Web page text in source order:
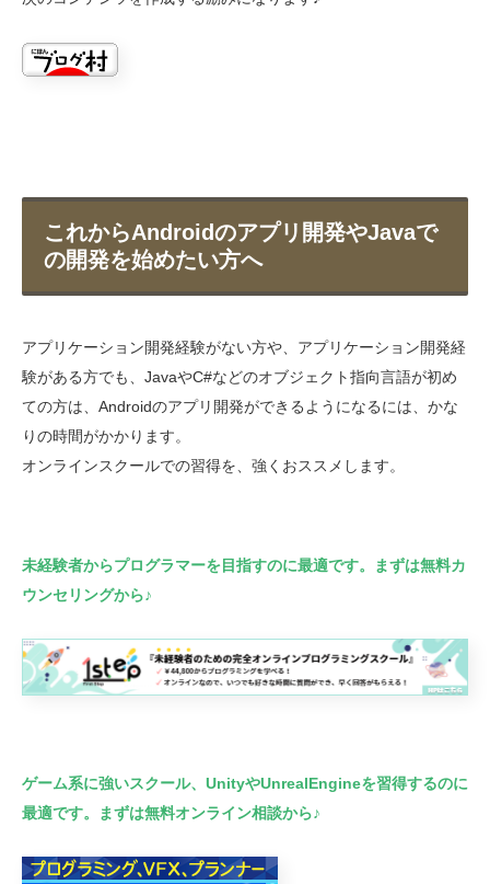
これからAndroidのアプリ開発やJavaで
の開発を始めたい方へ
アプリケーション開発経験がない方や、アプリケーション開発経
験がある方でも、JavaやC#などのオブジェクト指向言語が初め
ての方は、Androidのアプリ開発ができるようになるには、かな
りの時間がかかります。
オンラインスクールでの習得を、強くおススメします。
未経験者からプログラマーを目指すのに最適です。まずは無料カ
ウンセリングから♪
ゲーム系に強いスクール、UnityやUnrealEngineを習得するのに
最適です。まずは無料オンライン相談から♪